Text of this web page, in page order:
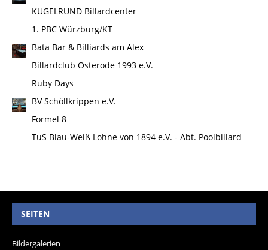
KUGELRUND Billardcenter
1. PBC Würzburg/KT
Bata Bar & Billiards am Alex
Billardclub Osterode 1993 e.V.
Ruby Days
BV Schöllkrippen e.V.
Formel 8
TuS Blau-Weiß Lohne von 1894 e.V. - Abt. Poolbillard
SEITEN
Bildergalerien